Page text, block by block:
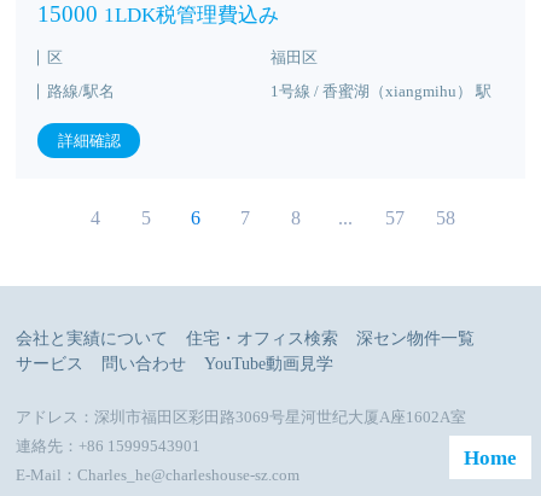
15000 1LDK税管理費込み
区
福田区
路線/駅名
1号線 / 香蜜湖（xiangmihu） 駅
詳細確認
4 5 6 7 8 ... 57 58
Home
会社と実績について 住宅・オフィス検索
深セン物件一覧
サービス
問い合わせ YouTube動画見学
アドレス：深圳市福田区彩田路3069号星河世纪大厦A座1602A室
連絡先：+86 15999543901
E-Mail：Charles_he@charleshouse-sz.com